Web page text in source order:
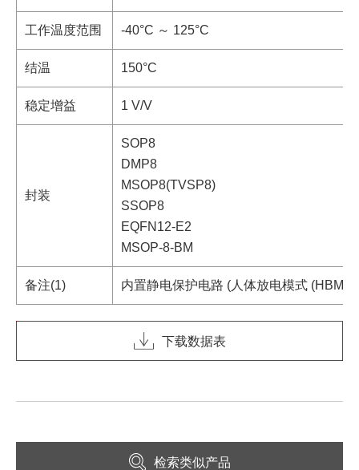
工作温度范围 -40°C ～ 125°C
结温 150°C
稳定增益 1 V/V
封装
SOP8
DMP8
MSOP8(TVSP8)
SSOP8
EQFN12-E2
MSOP-8-BM
备注(1) 内置静电保护电路 (人体放电模式 (HBM)
下载数据表
检索类似产品